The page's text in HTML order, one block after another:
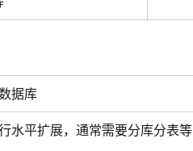
据库
水平扩展，通常需要分库分表等